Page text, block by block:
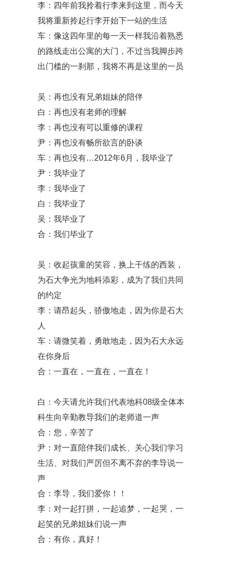
李：四年前我拎着行李来到这里，而今天
我将重新拎起行李开始下一站的生活
车：像这四年里的每一天一样我沿着熟悉
的路线走出公寓的大门，不过当我脚步跨
出门槛的一刹那，我将不再是这里的一员
吴：再也没有兄弟姐妹的陪伴
白：再也没有老师的理解
李：再也没有可以重修的课程
尹：再也没有畅所欲言的卧谈
车：再也没有…2012年6月，我毕业了
尹：我毕业了
李：我毕业了
白：我毕业了
吴：我毕业了
合：我们毕业了
吴：收起孩童的笑容，换上干练的西装，
为石大争光为地科添彩，成为了我们共同
的约定
李：请昂起头，骄傲地走，因为你是石大
人
车：请微笑着，勇敢地走，因为石大永远
在你身后
合：一直在，一直在，一直在！
白：今天请允许我们代表地科08级全体本
科生向辛勤教导我们的老师道一声
合：您，辛苦了
尹：对一直陪伴我们成长、关心我们学习
生活、对我们严厉但不离不弃的李导说一
声
合：李导，我们爱你！！
李：对一起打拼，一起追梦，一起哭，一
起笑的兄弟姐妹们说一声
合：有你，真好！